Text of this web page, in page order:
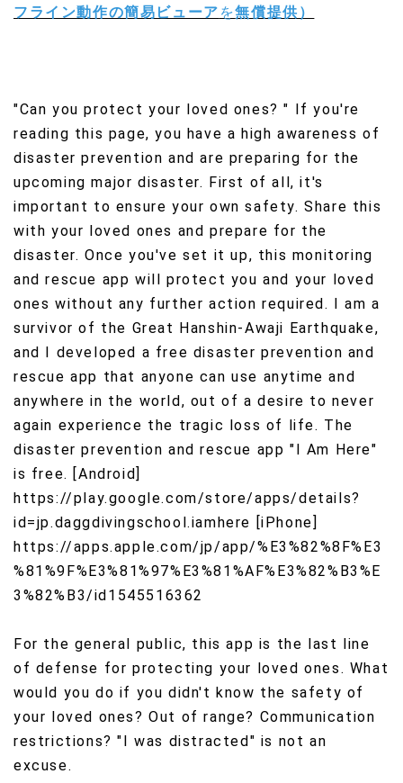
フライン動作の簡易ビューア を無償提供）
"Can you protect your loved ones? " If you're
reading this page, you have a high awareness of
disaster prevention and are preparing for the
upcoming major disaster. First of all, it's
important to ensure your own safety. Share this
with your loved ones and prepare for the
disaster. Once you've set it up, this monitoring
and rescue app will protect you and your loved
ones without any further action required. I am a
survivor of the Great Hanshin-Awaji Earthquake,
and I developed a free disaster prevention and
rescue app that anyone can use anytime and
anywhere in the world, out of a desire to never
again experience the tragic loss of life. The
disaster prevention and rescue app "I Am Here"
is free. [Android]
https://play.google.com/store/apps/details?
id=jp.daggdivingschool.iamhere [iPhone]
https://apps.apple.com/jp/app/%E3%82%8F%E3
%81%9F%E3%81%97%E3%81%AF%E3%82%B3%E
3%82%B3/id1545516362
For the general public, this app is the last line
of defense for protecting your loved ones. What
would you do if you didn't know the safety of
your loved ones? Out of range? Communication
restrictions? "I was distracted" is not an
excuse.